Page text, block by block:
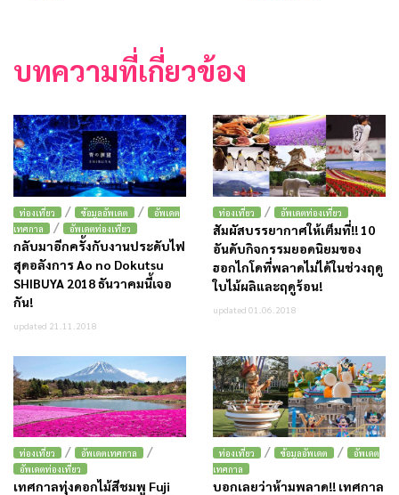
บทความที่เกี่ยวข้อง
ท่องเที่ยว / ข้อมูลอัพเดต /
อัพเดต
เทศกาล
/ อัพเดตท่องเที่ยว
กลับมาอีกครั้งกับงานประดับไฟ
สุดอลังการ Ao no Dokutsu
SHIBUYA 2018 ธันวาคมนี้เจอ
กัน!
updated 21.11.2018
ท่องเที่ยว / อัพเดตท่องเที่ยว
สัมผัสบรรยากาศให้เต็มที่!! 10
อันดับกิจกรรมยอดนิยมของ
ฮอกไกโดที่พลาดไม่ได้ในช่วงฤดู
ใบไม้ผลิและฤดูร้อน!
updated 01.06.2018
ท่องเที่ยว / อัพเดตเทศกาล /
อัพเดตท่องเที่ยว
เทศกาลทุ่งดอกไม้สีชมพู Fuji
ท่องเที่ยว / ข้อมูลอัพเดต /
อัพเดต
เทศกาล
บอกเลยว่าห้ามพลาด!! เทศกาล